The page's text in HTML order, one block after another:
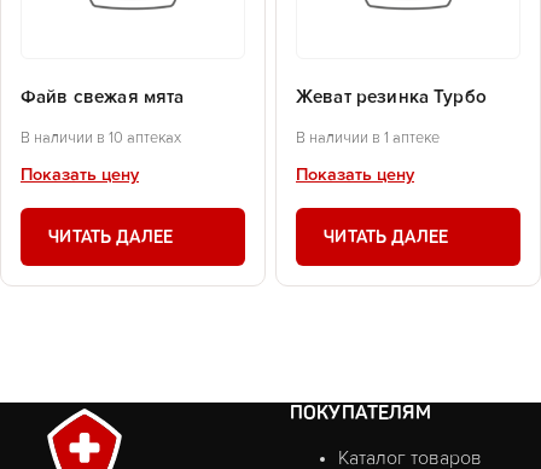
Файв свежая мята
В наличии в 10 аптеках
Показать цену
ЧИТАТЬ ДАЛЕЕ
Жеват резинка Турбо
В наличии в 1 аптеке
Показать цену
ЧИТАТЬ ДАЛЕЕ
ПОКУПАТЕЛЯМ
Каталог товаров